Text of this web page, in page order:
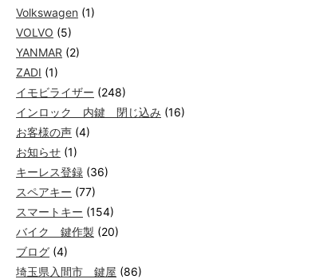
Volkswagen (1)
VOLVO (5)
YANMAR (2)
ZADI (1)
イモビライザー (248)
インロック 内鍵 閉じ込み (16)
お客様の声 (4)
お知らせ (1)
キーレス登録 (36)
スペアキー (77)
スマートキー (154)
バイク 鍵作製 (20)
ブログ (4)
埼玉県入間市 鍵屋 (86)